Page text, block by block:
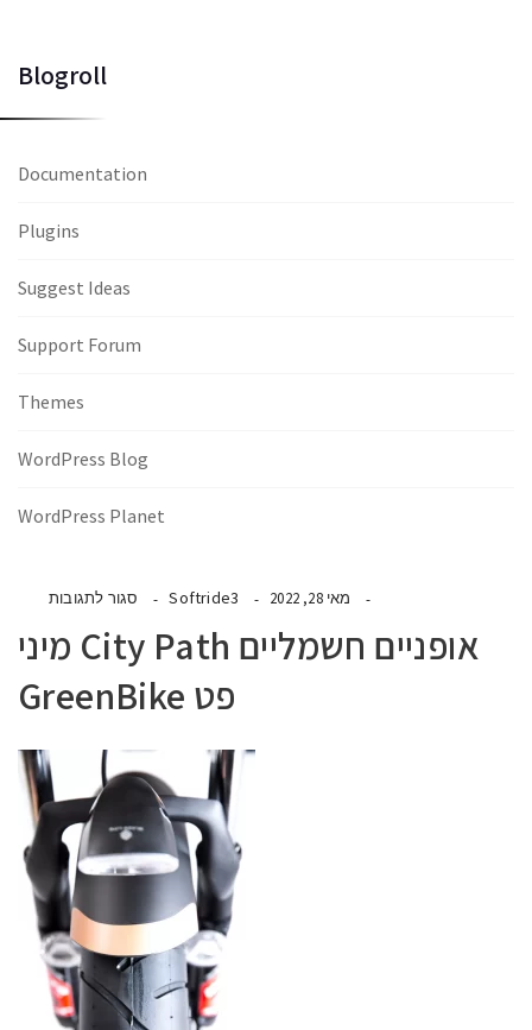
מאי 28, 2022 Softride3 סגור לתגובות
אופניים חשמליים City Path מיני
פט GreenBike
Blogroll
Documentation
Plugins
Suggest Ideas
Support Forum
Themes
WordPress Blog
WordPress Planet